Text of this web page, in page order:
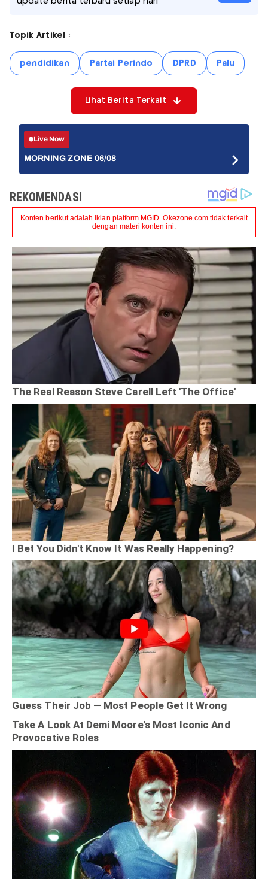
Topik Artikel :
pendidikan Partai Perindo DPRD Palu
Lihat Berita Terkait
Live Now
MORNING ZONE 06/08